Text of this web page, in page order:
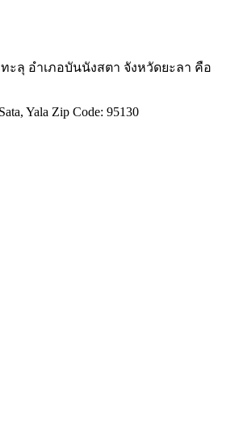
ลุ อำเภอบันนังสตา จังหวัดยะลา คือ
Yala Zip Code: 95130